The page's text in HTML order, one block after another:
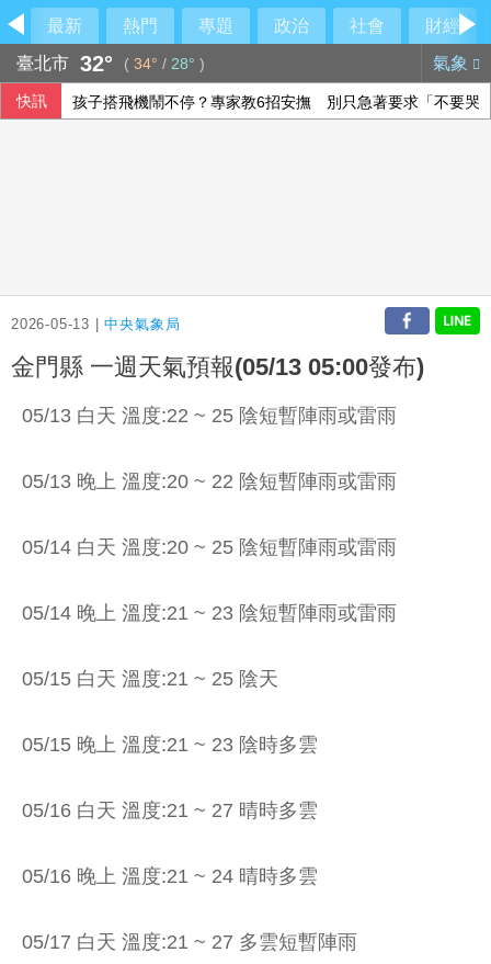
最新 熱門 專題 政治 社會
財經
臺北市 32° ( 34° / 28° ) 氣象
快訊 孩子搭飛機鬧不停？專家教6招安撫 別只急著要求「不要哭
2026-05-13 |中央氣象局
金門縣 一週天氣預報(05/13 05:00發布)
05/13 白天 溫度:22 ~ 25 陰短暫陣雨或雷雨
05/13 晚上 溫度:20 ~ 22 陰短暫陣雨或雷雨
05/14 白天 溫度:20 ~ 25 陰短暫陣雨或雷雨
05/14 晚上 溫度:21 ~ 23 陰短暫陣雨或雷雨
05/15 白天 溫度:21 ~ 25 陰天
05/15 晚上 溫度:21 ~ 23 陰時多雲
05/16 白天 溫度:21 ~ 27 晴時多雲
05/16 晚上 溫度:21 ~ 24 晴時多雲
05/17 白天 溫度:21 ~ 27 多雲短暫陣雨